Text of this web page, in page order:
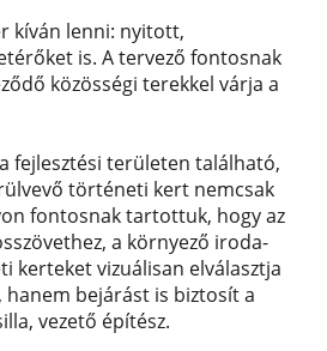
kíván lenni: nyitott,
is. A tervező fontosnak
közösségi terekkel várja a
fejlesztési területen található,
történeti kert nemcsak
fontosnak tartottuk, hogy az
a környező iroda-
kerteket vizuálisan elválasztja
bejárást is biztosít a
vezető építész.